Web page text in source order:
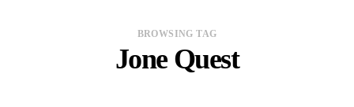
BROWSING TAG
Jone Quest